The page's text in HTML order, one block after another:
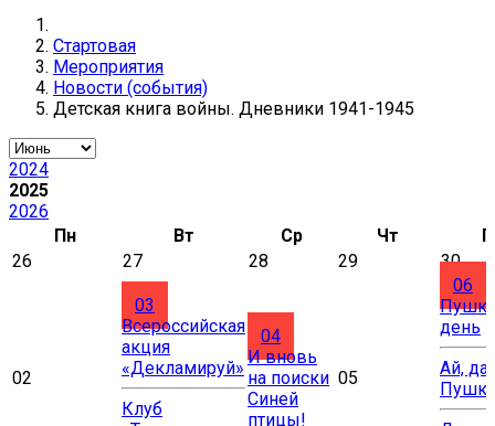
Стартовая
Мероприятия
Новости (события)
Детская книга войны. Дневники 1941-1945
2024
2025
2026
Пн
Вт Ср Чт
26
27 28 29 30
02
03
Всероссийская
акция
«Декламируй»
Клуб
04
И вновь
на поиски
Синей
птицы!
05
06
день
Ай, да